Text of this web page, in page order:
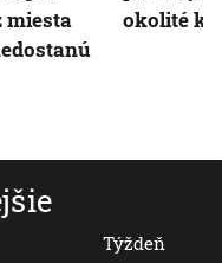
Týždeň
miesta
okolité